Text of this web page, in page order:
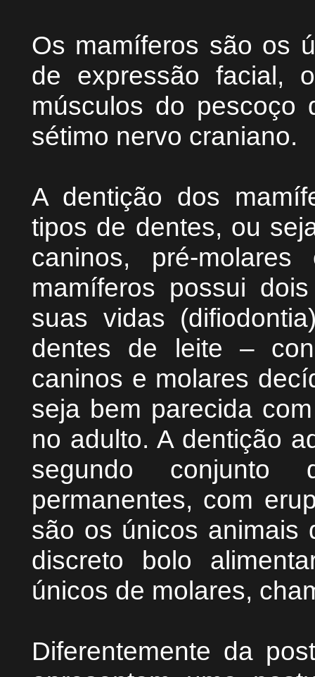
Os mamíferos são os
de expressão facial,
músculos do pescoço
sétimo nervo craniano.
A dentição dos
tipos de dentes, ou
caninos, pré-
mamíferos possui
suas vidas
dentes de leite –
caninos e molares
seja bem parecida
no adulto. A dentição
segundo
permanentes, com
são os únicos animais
discreto bolo
únicos de molares,
Diferentemente da